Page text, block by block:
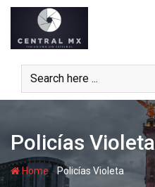
Skip
content
Policías Violeta
Home-Policías Violeta